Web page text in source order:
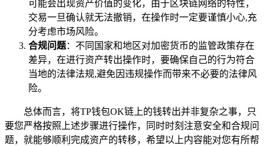
可能会出现资产价值的变化，由于区块链网络的特性，
交易一旦确认就无法撤销，在操作时一定要谨慎小心,充
分考虑市场风险。
合规问题：不同国家和地区对加密货币的监管政策存在
差异，在进行资产转出操作时，要确保自己的行为符合
当地的法律法规,避免因违规操作而带来不必要的法律风
险。
总体而言，将TP钱包OK链上的钱转出并非复杂之事，只
要您严格按照上述步骤进行操作，同时时刻注意安全和合规问
题，就能够顺利完成资产的转移，希望以上内容能对您有所帮